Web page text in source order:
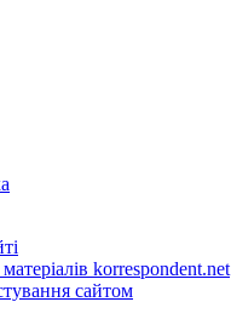
korrespondent.net
сайтом